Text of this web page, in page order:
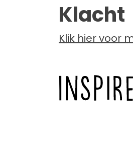
Klacht
Klik hier voor